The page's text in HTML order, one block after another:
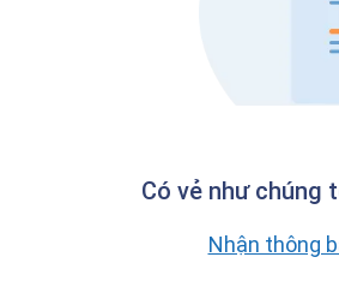
Có vẻ như chúng
Nhận thông